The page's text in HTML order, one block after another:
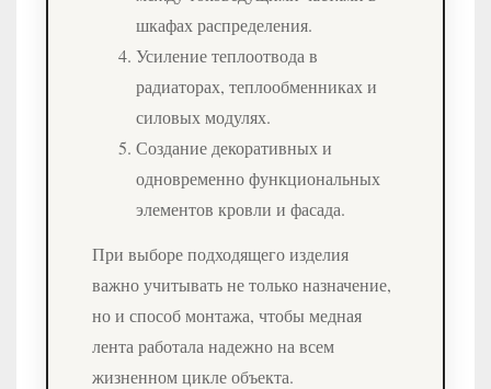
шкафах распределения.
Усиление теплоотвода в
радиаторах, теплообменниках и
силовых модулях.
Создание декоративных и
одновременно функциональных
элементов кровли и фасада.
При выборе подходящего изделия
важно учитывать не только назначение,
но и способ монтажа, чтобы медная
лента работала надежно на всем
жизненном цикле объекта.